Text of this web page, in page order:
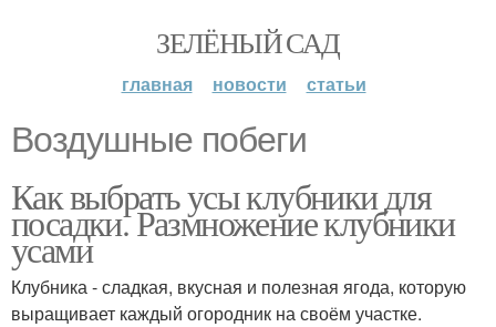
ЗЕЛЁНЫЙ САД
главная новости статьи
Воздушные побеги
Как выбрать усы клубники для
посадки. Размножение клубники
усами
Клубника - сладкая, вкусная и полезная ягода, которую
выращивает каждый огородник на своём участке.